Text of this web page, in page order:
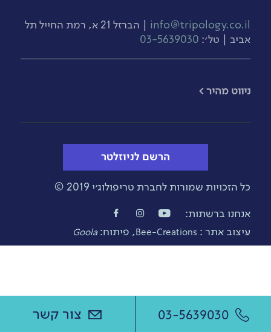
info@tripology.co.il
| הברזל 21 א, רמת החייל תל
אביב | טל׳: 03-5639030
​ניווט מהיר >
הרשם לניוזלטר
כל הזכויות שמורות לחברת טריפולוג׳י 2019 ©
עיצוב אתר : Bee-Creations, פיתוח:Goola
אנחנו ברשתות:
03-5639030 צור קשר